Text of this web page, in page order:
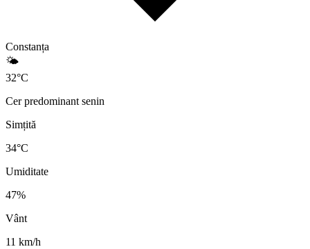
Constanța
🌤️
32°C
Cer predominant senin
Simțită
34°C
Umiditate
47%
Vânt
11 km/h